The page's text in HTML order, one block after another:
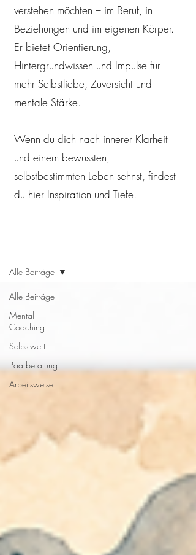
verstehen möchten – im Beruf, in
Beziehungen und im eigenen Körper.
Er bietet Orientierung,
Hintergrundwissen und Impulse für
mehr Selbstliebe, Zuversicht und
mentale Stärke.
Wenn du dich nach innerer Klarheit
und einem bewussten,
selbstbestimmten Leben sehnst, findest
du hier Inspiration und Tiefe.
Alle Beiträge
Mental
Coaching
Selbstwert
Paarberatung
Arbeitsweise
Alle Beiträge